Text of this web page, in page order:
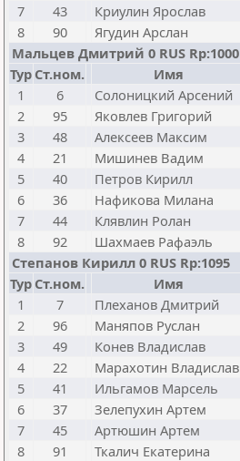
7
43 Криулин Ярослав
8
90 Ягудин Арслан
Мальцев Дмитрий 0 RUS Rp:1000
Тур Ст.ном. Имя
1
6 Солоницкий Арсений
2
95 Яковлев Григорий
3
48 Алексеев Максим
4
21 Мишинев Вадим
5
40 Петров Кирилл
6
36 Нафикова Милана
7
44 Клявлин Ролан
8
92 Шахмаев Рафаэль
Степанов Кирилл 0 RUS Rp:1095
Тур Ст.ном. Имя
1
7 Плеханов Дмитрий
2
96 Маняпов Руслан
3
49 Конев Владислав
4
22 Марахотин Владислав
5
41 Ильгамов Марсель
6
37 Зелепухин Артем
7
45 Артюшин Артем
8
91 Ткалич Екатерина